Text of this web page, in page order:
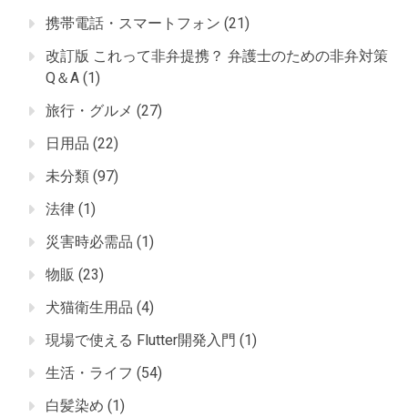
携帯電話・スマートフォン (21)
改訂版 これって非弁提携？ 弁護士のための非弁対策
Q＆A (1)
旅行・グルメ (27)
日用品 (22)
未分類 (97)
法律 (1)
災害時必需品 (1)
物販 (23)
犬猫衛生用品 (4)
現場で使える Flutter開発入門 (1)
生活・ライフ (54)
白髪染め (1)